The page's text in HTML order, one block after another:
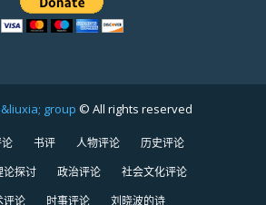
group © All rights reserved
书评 人物评论
历史评论
论探讨
政治评论
社会文化评论
评论
时事评论 刘晓波的诗